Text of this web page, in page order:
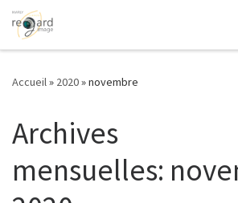
Passer au contenu
Accueil» 2020»novembre
Archives
mensuelles: